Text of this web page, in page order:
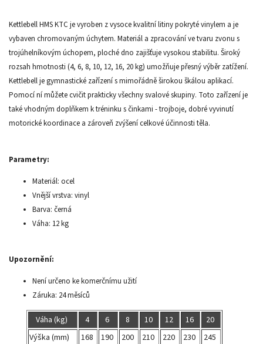
Kettlebell HMS KTC je vyroben z vysoce kvalitní litiny pokryté vinylem a je
vybaven chromovaným úchytem. Materiál a zpracování ve tvaru zvonu s
trojúhelníkovým úchopem, ploché dno zajišťuje vysokou stabilitu. Široký
rozsah hmotnosti (4, 6, 8, 10, 12, 16, 20 kg) umožňuje přesný výběr zatížení.
Kettlebell je gymnastické zařízení s mimořádně širokou škálou aplikací.
Pomocí ní můžete cvičit prakticky všechny svalové skupiny. Toto zařízení je
také vhodným doplňkem k tréninku s činkami - trojboje, dobré vyvinutí
motorické koordinace a zároveň zvýšení celkové účinnosti těla.
Parametry:
Materiál: ocel
Vnější vrstva: vinyl
Barva: černá
Váha: 12 kg
Upozornění:
Není určeno ke komerčnímu užití
Záruka: 24 měsíců
Váha (kg) 4 6 8 10 12 16
20
Výška (mm)
168 190 200 210 220 230
245